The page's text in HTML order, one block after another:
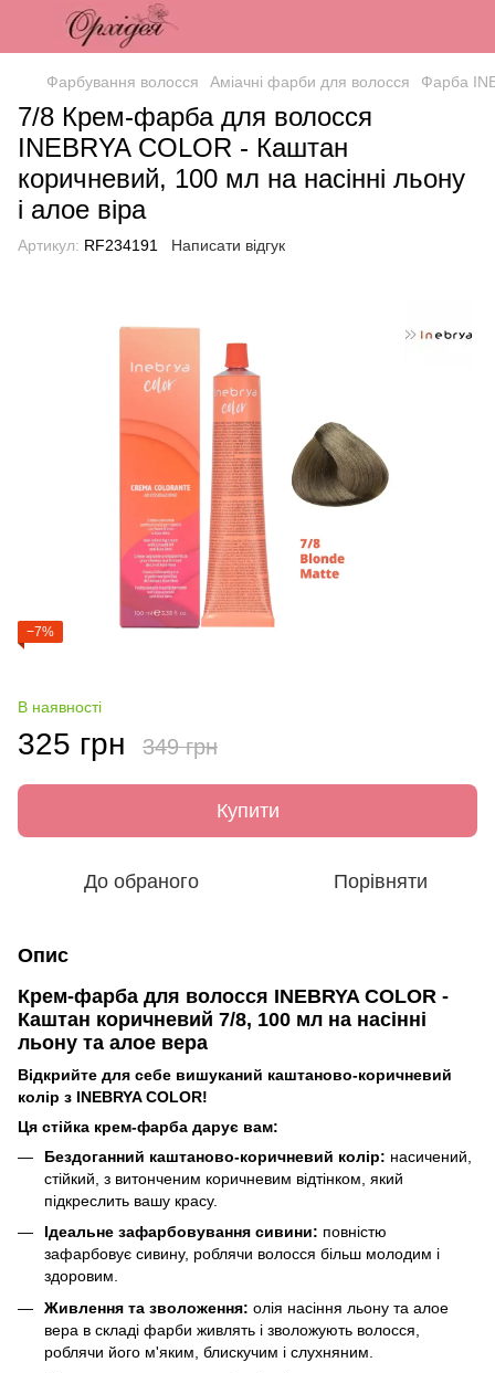
Фарбування волосся Аміачні фарби для волосся Фарба
7/8 Крем-фарба для волосся
INEBRYA COLOR - Каштан
коричневий, 100 мл на насінні льону
і алое віра
Артикул: RF234191 Написати відгук
−7%
В наявності
325 грн 349 грн
Купити
До обраного Порівняти
Опис
Крем-фарба для волосся INEBRYA COLOR -
Каштан коричневий 7/8, 100 мл на насінні
льону та алое вера
Відкрийте для себе вишуканий каштаново-коричневий
колір з INEBRYA COLOR!
Ця стійка крем-фарба дарує вам:
Бездоганний каштаново-коричневий колір: насичений,
стійкий, з витонченим коричневим відтінком, який
підкреслить вашу красу.
Ідеальне зафарбовування сивини: повністю
зафарбовує сивину, роблячи волосся більш молодим і
здоровим.
Живлення та зволоження: олія насіння льону та алое
вера в складі фарби живлять і зволожують волосся,
роблячи його м'яким, блискучим і слухняним.